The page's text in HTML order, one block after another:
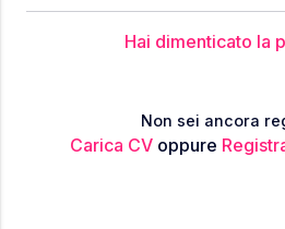
Hai dimenticato la
Non sei ancora
Carica CVoppure